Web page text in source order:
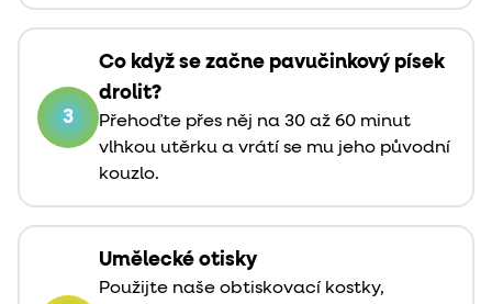
3
Co když se začne pavučinkový písek
drolit?
Přehoďte přes něj na 30 až 60 minut
vlhkou utěrku a vrátí se mu jeho původní
kouzlo.
Umělecké otisky
Použijte naše obtiskovací kostky,